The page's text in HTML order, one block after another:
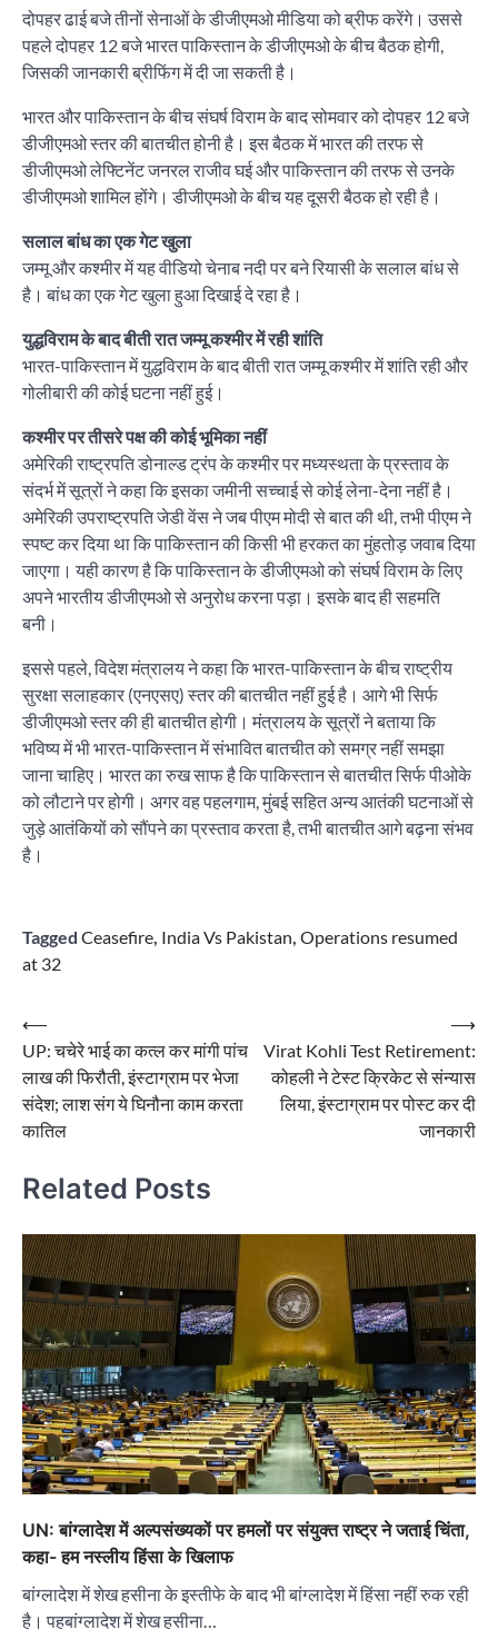
दोपहर ढाई बजे तीनों सेनाओं के डीजीएमओ मीडिया को ब्रीफ करेंगे। उससे
पहले दोपहर 12 बजे भारत पाकिस्तान के डीजीएमओ के बीच बैठक होगी,
जिसकी जानकारी ब्रीफिंग में दी जा सकती है।
भारत और पाकिस्तान के बीच संघर्ष विराम के बाद सोमवार को दोपहर 12 बजे
डीजीएमओ स्तर की बातचीत होनी है। इस बैठक में भारत की तरफ से
डीजीएमओ लेफ्टिनेंट जनरल राजीव घई और पाकिस्तान की तरफ से उनके
डीजीएमओ शामिल होंगे। डीजीएमओ के बीच यह दूसरी बैठक हो रही है।
सलाल बांध का एक गेट खुला
जम्मू और कश्मीर में यह वीडियो चेनाब नदी पर बने रियासी के सलाल बांध से
है। बांध का एक गेट खुला हुआ दिखाई दे रहा है।
युद्धविराम के बाद बीती रात जम्मू कश्मीर में रही शांति
भारत-पाकिस्तान में युद्धविराम के बाद बीती रात जम्मू कश्मीर में शांति रही और
गोलीबारी की कोई घटना नहीं हुई।
कश्मीर पर तीसरे पक्ष की कोई भूमिका नहीं
अमेरिकी राष्ट्रपति डोनाल्ड ट्रंप के कश्मीर पर मध्यस्थता के प्रस्ताव के
संदर्भ में सूत्रों ने कहा कि इसका जमीनी सच्चाई से कोई लेना-देना नहीं है।
अमेरिकी उपराष्ट्रपति जेडी वेंस ने जब पीएम मोदी से बात की थी, तभी पीएम ने
स्पष्ट कर दिया था कि पाकिस्तान की किसी भी हरकत का मुंहतोड़ जवाब दिया
जाएगा। यही कारण है कि पाकिस्तान के डीजीएमओ को संघर्ष विराम के लिए
अपने भारतीय डीजीएमओ से अनुरोध करना पड़ा। इसके बाद ही सहमति
बनी।
इससे पहले, विदेश मंत्रालय ने कहा कि भारत-पाकिस्तान के बीच राष्ट्रीय
सुरक्षा सलाहकार (एनएसए) स्तर की बातचीत नहीं हुई है। आगे भी सिर्फ
डीजीएमओ स्तर की ही बातचीत होगी। मंत्रालय के सूत्रों ने बताया कि
भविष्य में भी भारत-पाकिस्तान में संभावित बातचीत को समग्र नहीं समझा
जाना चाहिए। भारत का रुख साफ है कि पाकिस्तान से बातचीत सिर्फ पीओके
को लौटाने पर होगी। अगर वह पहलगाम, मुंबई सहित अन्य आतंकी घटनाओं से
जुड़े आतंकियों को सौंपने का प्रस्ताव करता है, तभी बातचीत आगे बढ़ना संभव
है।
Tagged Ceasefire, India Vs Pakistan, Operations resumed
at 32
Post
navigation
⟵
UP: चचेरे भाई का कत्ल कर मांगी पांच
लाख की फिरौती, इंस्टाग्राम पर भेजा
संदेश; लाश संग ये घिनौना काम करता
कातिल
Virat Kohli Test Retirement:
कोहली ने टेस्ट क्रिकेट से संन्यास
लिया, इंस्टाग्राम पर पोस्ट कर दी
जानकारी
⟶
Related Posts
UN: बांग्लादेश में अल्पसंख्यकों पर हमलों पर संयुक्त राष्ट्र ने जताई चिंता,
कहा- हम नस्लीय हिंसा के खिलाफ
बांग्लादेश में शेख हसीना के इस्तीफे के बाद भी बांग्लादेश में हिंसा नहीं रुक रही
है। पहबांग्लादेश में शेख हसीना…